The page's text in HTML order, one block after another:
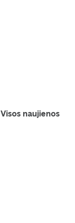
Visos naujienos